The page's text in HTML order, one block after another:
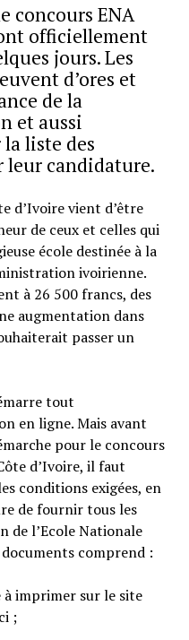
concours ENA
officiellement
jours. Les
d’ores et
de la
et aussi
liste des
leur candidature.
d’Ivoire vient d’être
de ceux et celles qui
école destinée à la
ivoirienne.
à 26 500 francs, des
augmentation dans
passer un
tout
en ligne. Mais avant
pour le concours
d’Ivoire, il faut
conditions exigées, en
de fournir tous les
de l’Ecole Nationale
comprend :
imprimer sur le site
;